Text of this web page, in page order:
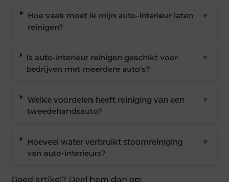
Hoe vaak moet ik mijn auto-interieur laten
reinigen?
▼
Is auto-interieur reinigen geschikt voor
bedrijven met meerdere auto's?
▼
Welke voordelen heeft reiniging van een
tweedehandsauto?
▼
Hoeveel water verbruikt stoomreiniging
van auto-interieurs?
▼
Goed artikel? Deel hem dan op: